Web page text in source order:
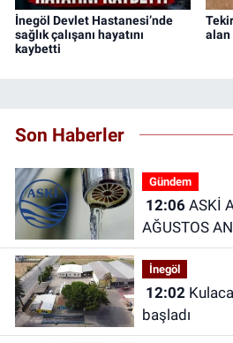
İnegöl Devlet Hastanesi’nde
sağlık çalışanı hayatını
kaybetti
alan
Son Haberler
Gündem
12:06ASKİ Ankara su kesintisi | 10
AĞUSTOS
İnegöl
12:02Kulaca'da salça sezonu
başladı